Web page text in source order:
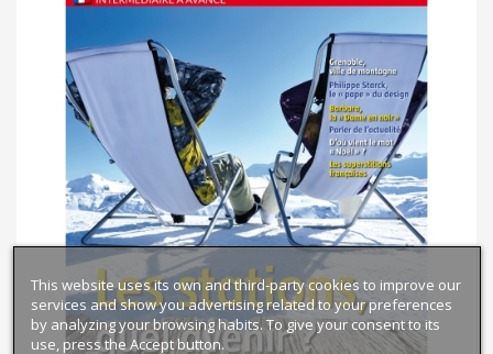
This website uses its own and third-party cookies to improve our
services and show you advertising related to your preferences
by analyzing your browsing habits. To give your consent to its
use, press the Accept button.